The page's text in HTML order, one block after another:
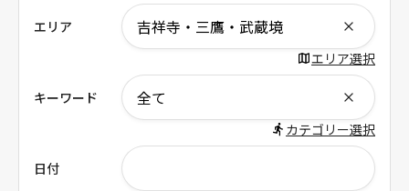
エリア
エリア選択
キーワード
カテゴリー選択
日付